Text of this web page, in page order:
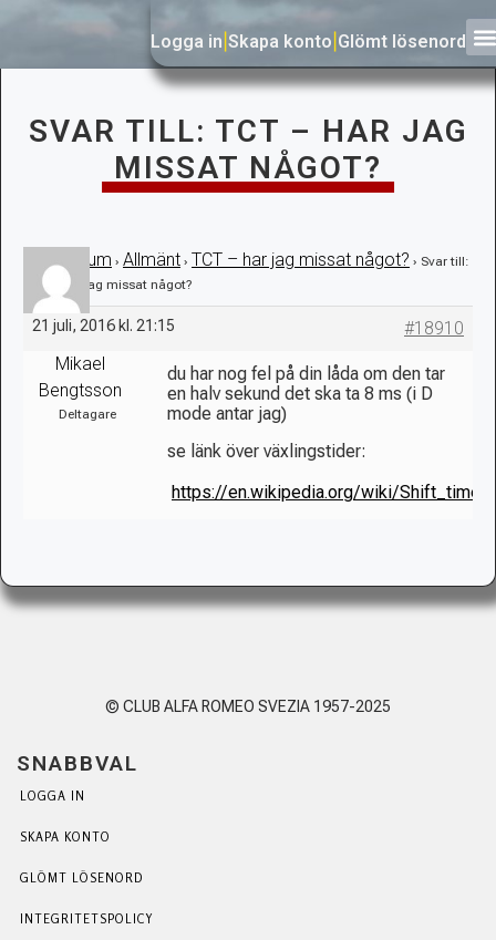
Logga in Skapa konto Glömt lösenord
SVAR TILL: TCT – HAR JAG
MISSAT NÅGOT?
› Forum › Allmänt › TCT – har jag missat något? › Svar till:
TCT – har jag missat något?
21 juli, 2016 kl. 21:15
#18910
Mikael
Bengtsson
Deltagare
du har nog fel på din låda om den tar
en halv sekund det ska ta 8 ms (i D
mode antar jag)
se länk över växlingstider:
https://en.wikipedia.org/wiki/Shift_time
© CLUB ALFA ROMEO SVEZIA 1957-2025
SNABBVAL
LOGGA IN
SKAPA KONTO
GLÖMT LÖSENORD
INTEGRITETSPOLICY